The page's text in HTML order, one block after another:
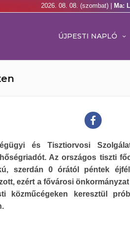
2026. 08. 08. (szombat) | Ma:
ÚJPESTI NAPLÓ
és Tisztiorvosi
Az országos tiszti
szerdán 0 órától péntek
ezért a fővárosi
közműcégeken keresztül